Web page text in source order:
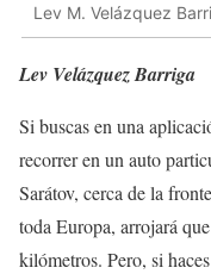
Lev M. Velázquez
Lev Velázquez Barriga
Si buscas en una
recorrer en un auto
Sarátov, cerca de la
toda Europa, arrojará
kilómetros. Pero, si